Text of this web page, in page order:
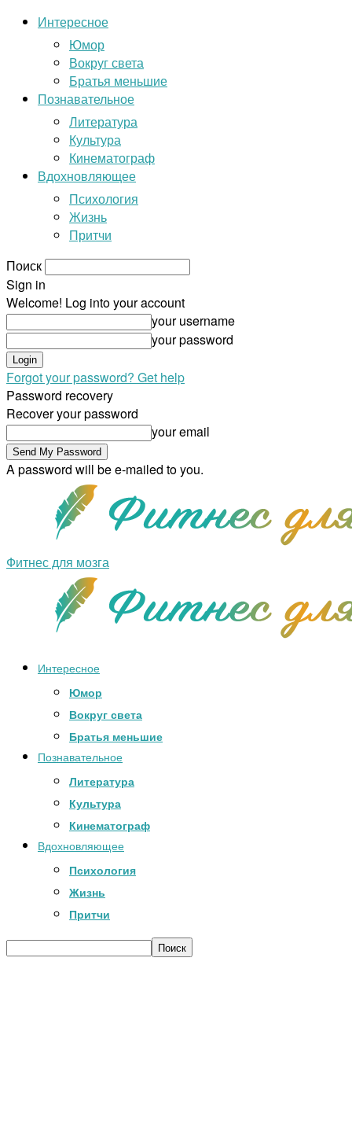
Интересное
Юмор
Вокруг света
Братья меньшие
Познавательное
Литература
Культура
Кинематограф
Вдохновляющее
Психология
Жизнь
Притчи
Поиск
Sign in
Welcome! Log into your account
your username
your password
Forgot your password? Get help
Password recovery
Recover your password
your email
A password will be e-mailed to you.
Фитнес для мозга
Интересное
Юмор
Вокруг света
Братья меньшие
Познавательное
Литература
Культура
Кинематограф
Вдохновляющее
Психология
Жизнь
Притчи